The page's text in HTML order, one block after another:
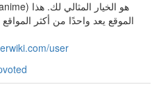
الموقع يعد واحدًا من أكثر
user